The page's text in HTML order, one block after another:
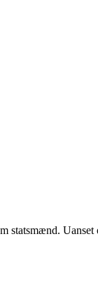
statsmænd.